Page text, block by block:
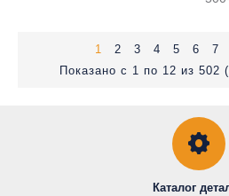
1 2 3 4 5 6 7
Показано с 1 по 12 из 502
Каталог